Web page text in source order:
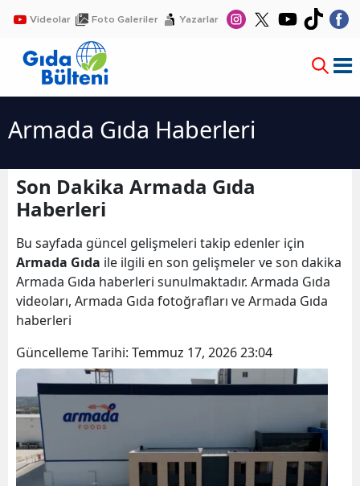
Videolar Foto Galeriler Yazarlar
Armada Gıda Haberleri
Son Dakika Armada Gıda
Haberleri
Bu sayfada güncel gelişmeleri takip edenler için
Armada Gıda ile ilgili en son gelişmeler ve son dakika
Armada Gıda haberleri sunulmaktadır. Armada Gıda
videoları, Armada Gıda fotoğrafları ve Armada Gıda
haberleri
Güncelleme Tarihi: Temmuz 17, 2026 23:04